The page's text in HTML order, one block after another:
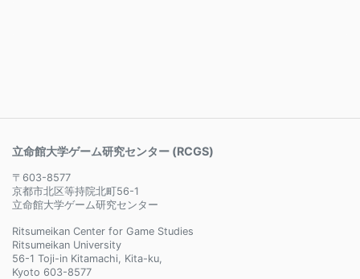
立命館大学ゲーム研究センター (RCGS)
〒603-8577
京都市北区等持院北町56-1
立命館大学ゲーム研究センター
Ritsumeikan Center for Game Studies
Ritsumeikan University
56-1 Toji-in Kitamachi, Kita-ku,
Kyoto 603-8577